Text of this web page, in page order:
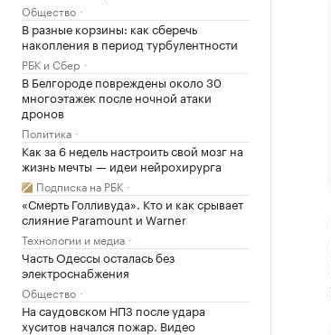
Общество
В разные корзины: как сберечь
накопления в период турбулентности
РБК и Сбер
В Белгороде повреждены около 30
многоэтажек после ночной атаки
дронов
Политика
Как за 6 недель настроить свой мозг на
жизнь мечты — идеи нейрохирурга
Подписка на РБК
«Смерть Голливуда». Кто и как срывает
слияние Paramount и Warner
Технологии и медиа
Часть Одессы осталась без
электроснабжения
Общество
На саудовском НПЗ после удара
хуситов начался пожар. Видео